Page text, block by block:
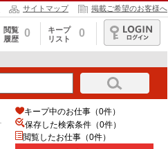
サイトマップ 掲載ご希望のお客様へ
閲覧
履歴
0
キープ
リスト
0
ログイン
キープ中のお仕事（0件）
保存した検索条件（0件）
閲覧したお仕事（0件）